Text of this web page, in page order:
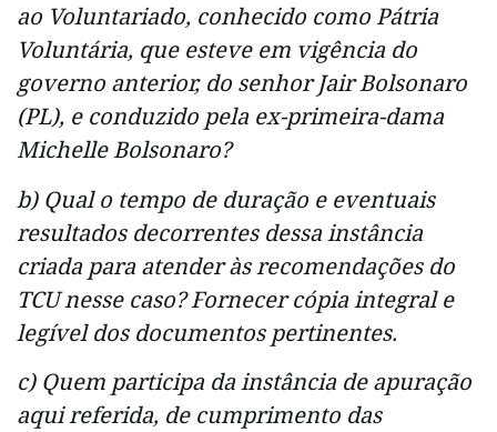
ao Voluntariado, conhecido como Pátria
Voluntária, que esteve em vigência do
governo anterior, do senhor Jair Bolsonaro
(PL), e conduzido pela ex-primeira-dama
Michelle Bolsonaro?
b) Qual o tempo de duração e eventuais
resultados decorrentes dessa instância
criada para atender às recomendações do
TCU nesse caso? Fornecer cópia integral e
legível dos documentos pertinentes.
c) Quem participa da instância de apuração
aqui referida, de cumprimento das